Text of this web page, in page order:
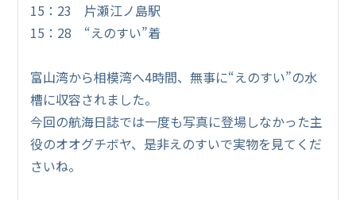
15：23 片瀬江ノ島駅
15：28 “えのすい”着
富山湾から相模湾へ4時間、無事に“えのすい”の水
槽に収容されました。
今回の航海日誌では一度も写真に登場しなかった主
役のオオグチボヤ、是非えのすいで実物を見てくだ
さいね。